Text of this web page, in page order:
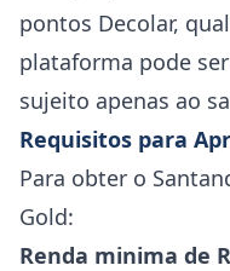
pontos Decolar,
plataforma pode
sujeito apenas ao
Requisitos para
Para obter o
Gold:
Renda minima de